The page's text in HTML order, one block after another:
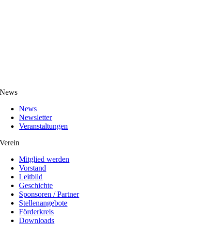
News
News
Newsletter
Veranstaltungen
Verein
Mitglied werden
Vorstand
Leitbild
Geschichte
Sponsoren / Partner
Stellenangebote
Förderkreis
Downloads